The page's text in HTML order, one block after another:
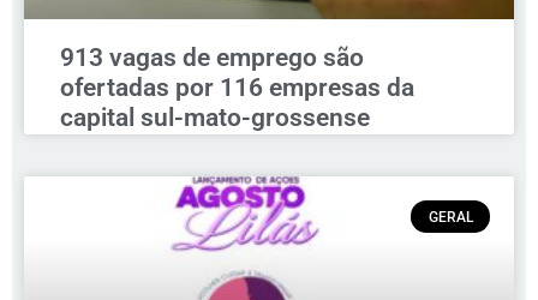
913 vagas de emprego são
ofertadas por 116 empresas da
capital sul-mato-grossense
GERAL